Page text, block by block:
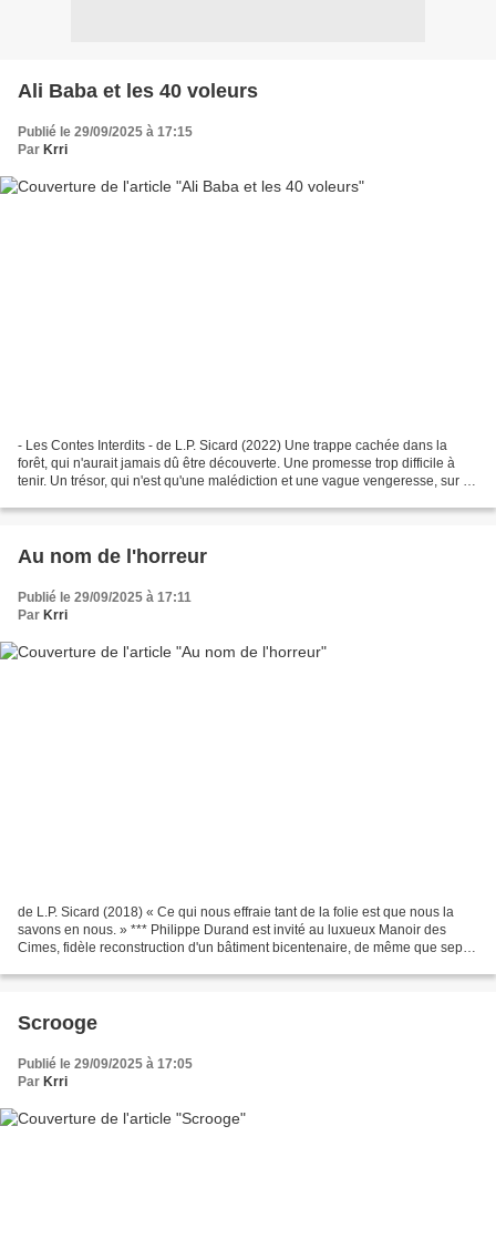
Ali Baba et les 40 voleurs
Publié le 29/09/2025 à 17:15
Par Krri
- Les Contes Interdits - de L.P. Sicard (2022) Une trappe cachée dans la
forêt, qui n'aurait jamais dû être découverte. Une promesse trop difficile à
tenir. Un trésor, qui n'est qu'une malédiction et une vague vengeresse, sur le
Au nom de l'horreur
Publié le 29/09/2025 à 17:11
Par Krri
de L.P. Sicard (2018) « Ce qui nous effraie tant de la folie est que nous la
savons en nous. » *** Philippe Durand est invité au luxueux Manoir des
Cimes, fidèle reconstruction d'un bâtiment bicentenaire, de même que sept
Scrooge
Publié le 29/09/2025 à 17:05
Par Krri